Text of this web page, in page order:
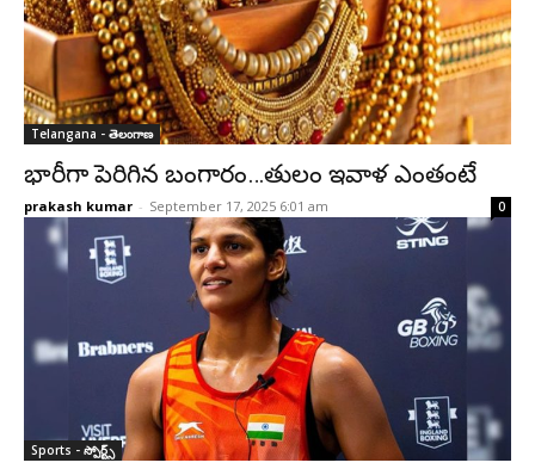
Telangana - తెలంగాణ
భారీగా పెరిగిన బంగారం…తులం ఇవాళ ఎంతంటే
prakash kumar - September 17, 2025 6:01 am 0
Sports - స్పోర్ట్స్‌